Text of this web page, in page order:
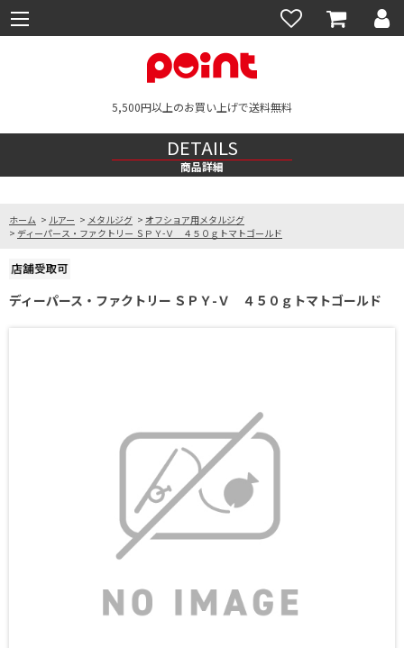
5,500円以上のお買い上げで送料無料
DETAILS
商品詳細
ホーム > ルアー > メタルジグ > オフショア用メタルジグ
> ディーパース・ファクトリー ＳＰＹ-Ｖ ４５０ｇトマトゴールド
ディーパース・ファクトリー ＳＰＹ-Ｖ ４５０ｇトマトゴールド